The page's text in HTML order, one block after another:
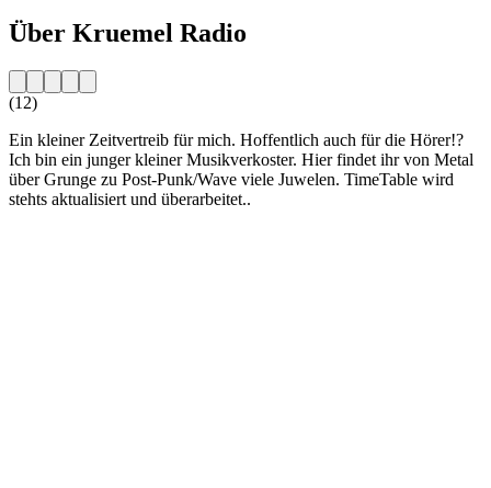
Über Kruemel Radio
(12)
Ein kleiner Zeitvertreib für mich. Hoffentlich auch für die Hörer!?
Ich bin ein junger kleiner Musikverkoster. Hier findet ihr von Metal
über Grunge zu Post-Punk/Wave viele Juwelen. TimeTable wird
stehts aktualisiert und überarbeitet..